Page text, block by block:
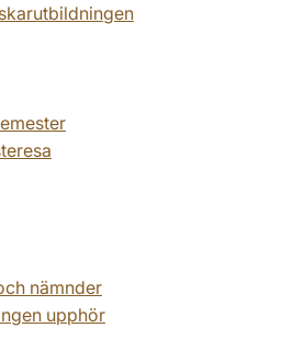
nämnder
upphör